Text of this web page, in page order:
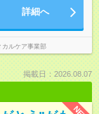
詳細へ
ルケア事業部
掲載日：2026.08.07